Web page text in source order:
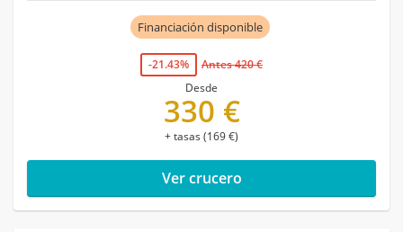
Financiación disponible
-21.43%
Antes 420 €
Desde
330 €
+ tasas (169 €)
Ver crucero